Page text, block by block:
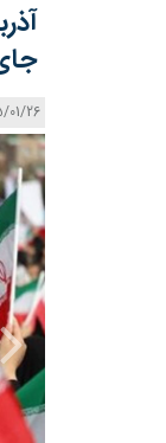
1405/01/26 - 13:16 -